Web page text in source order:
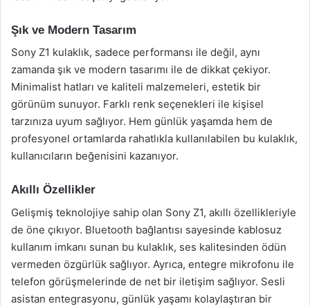
Şık ve Modern Tasarım
Sony Z1 kulaklık, sadece performansı ile değil, aynı
zamanda şık ve modern tasarımı ile de dikkat çekiyor.
Minimalist hatları ve kaliteli malzemeleri, estetik bir
görünüm sunuyor. Farklı renk seçenekleri ile kişisel
tarzınıza uyum sağlıyor. Hem günlük yaşamda hem de
profesyonel ortamlarda rahatlıkla kullanılabilen bu kulaklık,
kullanıcıların beğenisini kazanıyor.
Akıllı Özellikler
Gelişmiş teknolojiye sahip olan Sony Z1, akıllı özellikleriyle
de öne çıkıyor. Bluetooth bağlantısı sayesinde kablosuz
kullanım imkanı sunan bu kulaklık, ses kalitesinden ödün
vermeden özgürlük sağlıyor. Ayrıca, entegre mikrofonu ile
telefon görüşmelerinde de net bir iletişim sağlıyor. Sesli
asistan entegrasyonu, günlük yaşamı kolaylaştıran bir